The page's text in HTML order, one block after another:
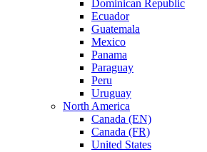
Dominican Republic
Ecuador
Guatemala
Mexico
Panama
Paraguay
Peru
Uruguay
North America
Canada (EN)
Canada (FR)
United States